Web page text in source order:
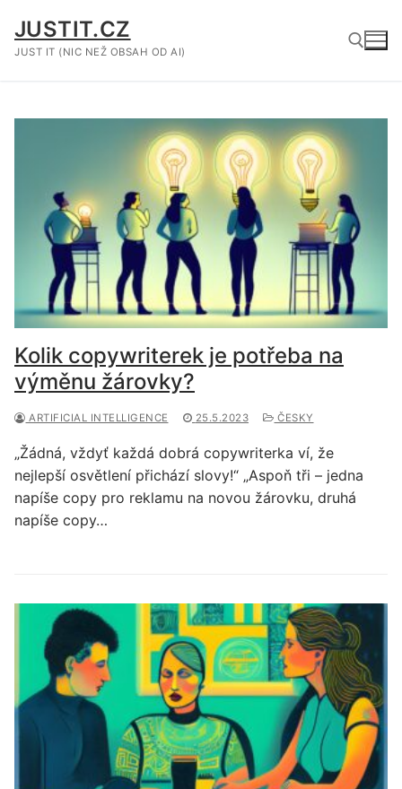
na
obsah
JUSTIT.CZ
JUST IT (NIC NEŽ OBSAH OD AI)
Hledat:
Kolik copywriterek je potřeba na
výměnu žárovky?
ARTIFICIAL INTELLIGENCE 25.5.2023 ČESKY
„Žádná, vždyť každá dobrá copywriterka ví, že
nejlepší osvětlení přichází slovy!“ „Aspoň tři – jedna
napíše copy pro reklamu na novou žárovku, druhá
napíše copy…